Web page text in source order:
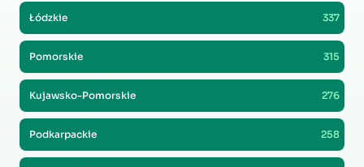
Łódzkie 337
Pomorskie 315
Kujawsko-Pomorskie 276
Podkarpackie 258